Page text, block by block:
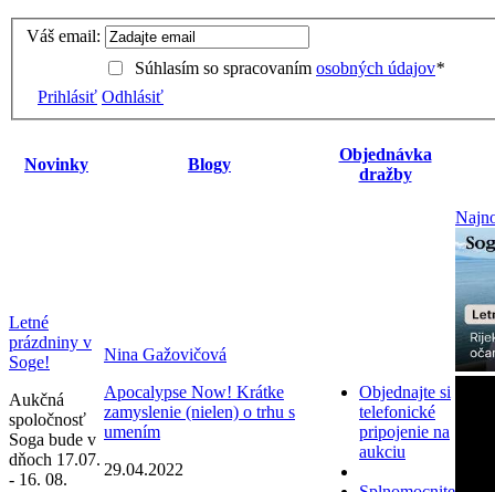
Váš email:
Súhlasím so spracovaním osobných údajov*
Prihlásiť Odhlásiť
Novinky Blogy
Objednávka
dražby
Letné
prázdniny v
Soge!
Aukčná
spoločnosť
Soga bude v
dňoch 17.07.
- 16. 08.
Nina Gažovičová
Apocalypse Now! Krátke
zamyslenie (nielen) o trhu s
umením
29.04.2022
Objednajte si
telefonické
pripojenie na
aukciu